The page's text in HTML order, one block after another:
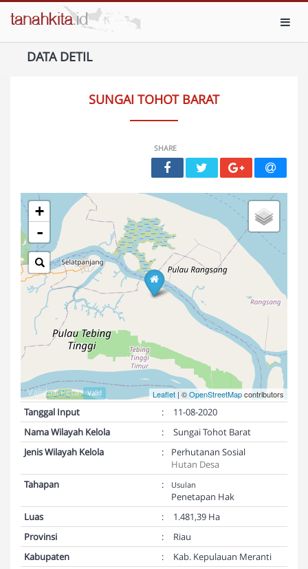
DATA DETIL
SUNGAI TOHOT BARAT
SHARE
+
-
Leaflet | ©OpenStreetMapcontributors
Validasi Peta: Valid
Tanggal Input :
11-08-2020
Nama Wilayah Kelola
:
Sungai Tohot Barat
Jenis Wilayah Kelola
:
Perhutanan Sosial
Hutan Desa
Tahapan
: Usulan
Penetapan Hak
Luas
:
1.481,39 Ha
Provinsi
:
Riau
Kabupaten
:
Kab. Kepulauan Meranti